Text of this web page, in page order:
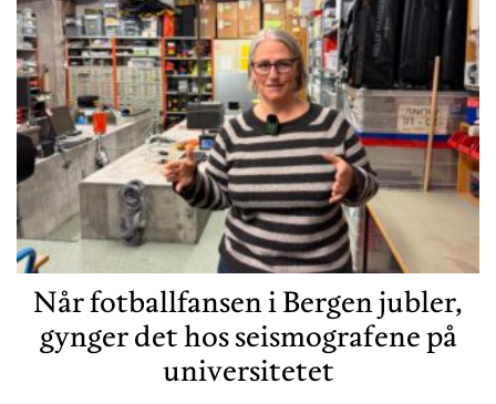
Når fotballfansen i Bergen jubler,
gynger det hos seismografene på
universitetet